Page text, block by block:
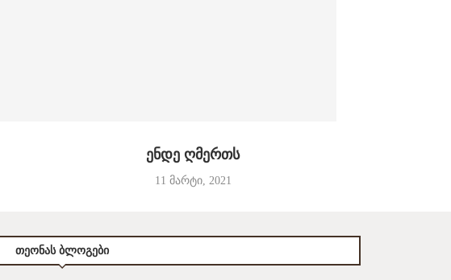
ენდე ღმერთს
11 მარტი, 2021
ᲗᲔᲝᲜᲐᲡ ᲑᲚᲝᲒᲔᲑᲘ